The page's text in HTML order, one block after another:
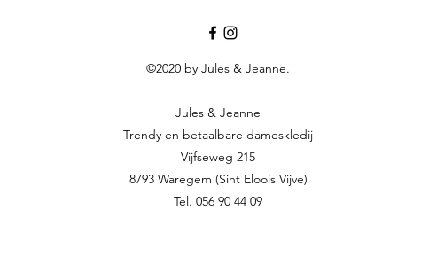
©2020 by Jules & Jeanne.
Jules & Jeanne
Trendy en betaalbare dameskledij
Vijfseweg 215
8793 Waregem (Sint Eloois Vijve)
Tel. 056 90 44 09